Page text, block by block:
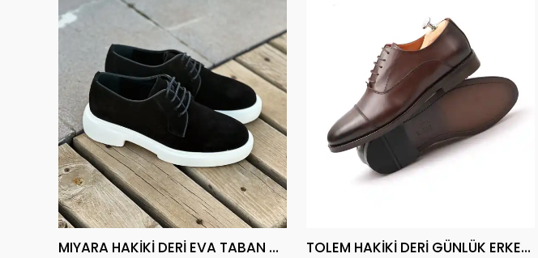
MIYARA HAKİKİ DERİ EVA TABAN GÜNLÜK ERKEK KLASİK AYAKKABI TOLEM HAKİKİ DERİ GÜNLÜK ERKEK KLASİK AYAKKABI